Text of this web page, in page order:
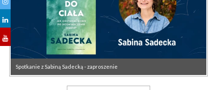
Spotkanie z Sabiną Sadecką - zaproszenie